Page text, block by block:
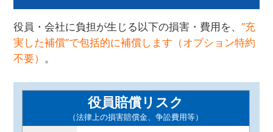
役員・会社に負担が生じる以下の損害・費用を、″充
実した補償″で包括的に補償します（オプション特約
不要） 。
役員賠償リスク
（法律上の損害賠償金、争訟費用等）